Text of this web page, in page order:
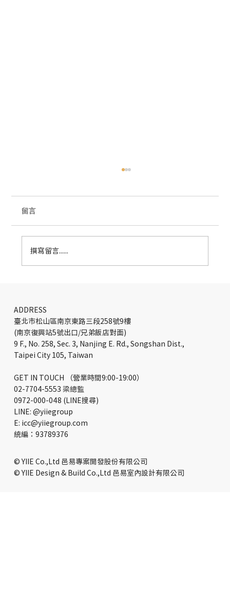
創意工作空間
留言
撰寫留言......
ADDRESS
臺北市松山區南京東路三段258號9樓
(南京復興站5號出口/兄弟飯店對面)
9 F., No. 258, Sec. 3, Nanjing E. Rd., Songshan Dist.,
Taipei City 105, Taiwan
GET IN TOUCH （營業時間9:00-19:00）
02-7704-5553 梁總監
0972-000-048 (LINE搜尋)
LINE: @yiiegroup
E: icc@yiiegroup.com
​統編：93789376
© YIIE Co.,Ltd 邑易專案開發股份有限公司
© YIIE Design & Build Co.,Ltd 邑易室內設計有限公司